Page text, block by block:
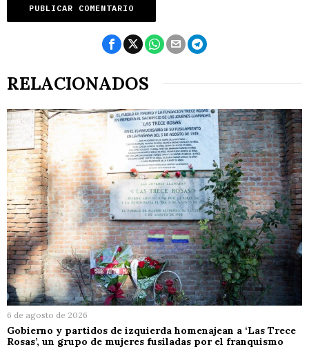
RELACIONADOS
6 de agosto de 2026
Gobierno y partidos de izquierda homenajean a ‘Las Trece
Rosas’, un grupo de mujeres fusiladas por el franquismo